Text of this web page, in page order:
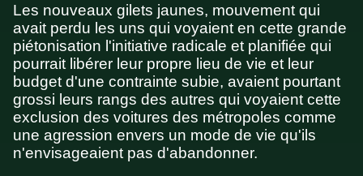
Les nouveaux gilets jaunes, mouvement qui
avait perdu les uns qui voyaient en cette grande
piétonisation l'initiative radicale et planifiée qui
pourrait libérer leur propre lieu de vie et leur
budget d'une contrainte subie, avaient pourtant
grossi leurs rangs des autres qui voyaient cette
exclusion des voitures des métropoles comme
une agression envers un mode de vie qu'ils
n'envisageaient pas d'abandonner.